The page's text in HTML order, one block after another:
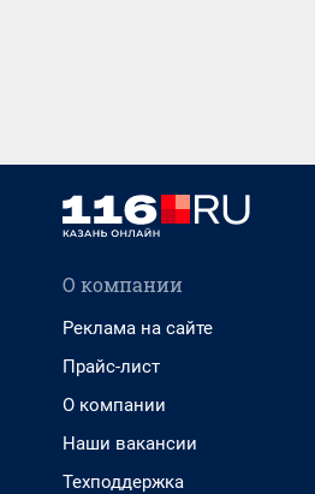
О компании
Реклама на сайте
Прайс-лист
О компании
Наши вакансии
Техподдержка